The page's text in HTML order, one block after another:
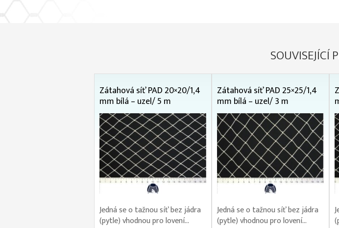
SOUVISEJÍCÍ
Zátahová síť PAD 20×20/1,4
mm bílá – uzel/ 5 m
Jedná se o tažnou síť bez jádra
(pytle) vhodnou pro lovení...
Zátahová síť PAD 25×25/1,4
mm bílá – uzel/ 3 m
Jedná se o tažnou síť bez jádra
(pytle) vhodnou pro lovení...